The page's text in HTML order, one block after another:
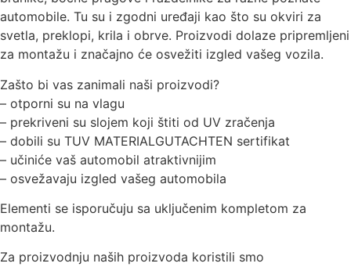
automobile. Tu su i zgodni uređaji kao što su okviri za
svetla, preklopi, krila i obrve. Proizvodi dolaze pripremljeni
za montažu i značajno će osvežiti izgled vašeg vozila.
Zašto bi vas zanimali naši proizvodi?
– otporni su na vlagu
– prekriveni su slojem koji štiti od UV zračenja
– dobili su TUV MATERIALGUTACHTEN sertifikat
– učiniće vaš automobil atraktivnijim
– osvežavaju izgled vašeg automobila
Elementi se isporučuju sa uključenim kompletom za
montažu.
Za proizvodnju naših proizvoda koristili smo